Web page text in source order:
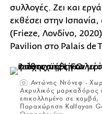
συλλογές. Ζει και
εκθέσει στην
(Frieze, Λονδίνο,
Pavilion στο Palais de
Αντώνης Ντόνεφ -
Ακρυλικός μαρκαδόρος
επικολλημένο σε
Παραχώρηση Kalfayan